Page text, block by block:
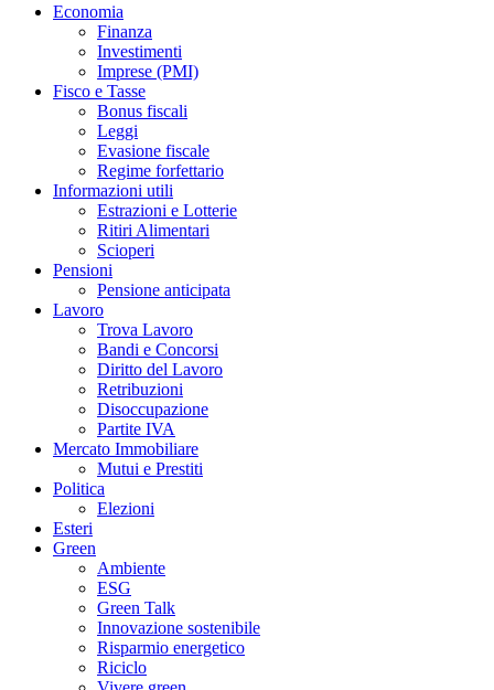
Economia
Finanza
Investimenti
Imprese (PMI)
Fisco e Tasse
Bonus fiscali
Leggi
Evasione fiscale
Regime forfettario
Informazioni utili
Estrazioni e Lotterie
Ritiri Alimentari
Scioperi
Pensioni
Pensione anticipata
Lavoro
Trova Lavoro
Bandi e Concorsi
Diritto del Lavoro
Retribuzioni
Disoccupazione
Partite IVA
Mercato Immobiliare
Mutui e Prestiti
Politica
Elezioni
Esteri
Green
Ambiente
ESG
Green Talk
Innovazione sostenibile
Risparmio energetico
Riciclo